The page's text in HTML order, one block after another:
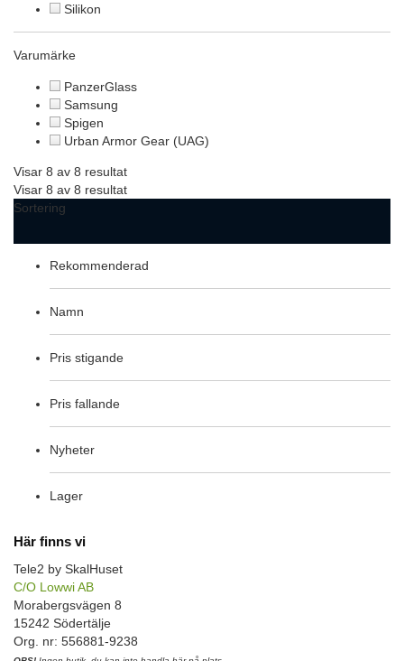
Silikon
Varumärke
PanzerGlass
Samsung
Spigen
Urban Armor Gear (UAG)
Visar 8 av 8 resultat
Visar 8 av 8 resultat
Sortering
Rekommenderad
Namn
Pris stigande
Pris fallande
Nyheter
Lager
Här finns vi
Tele2 by SkalHuset
C/O Lowwi AB
Morabergsvägen 8
15242 Södertälje
Org. nr: 556881-9238